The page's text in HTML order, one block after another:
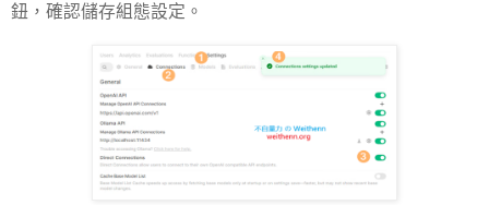
鈕，確認儲存組態設定。